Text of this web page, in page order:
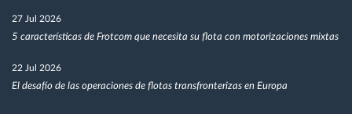
27 Jul 2026
5 características de Frotcom que necesita su flota con motorizaciones mixtas
22 Jul 2026
El desafío de las operaciones de flotas transfronterizas en Europa